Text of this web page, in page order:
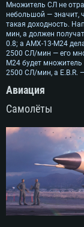
Множитель СЛ не
небольшой — значит,
такая доходность.
мин, а должен
0.8; а AMX-13-M24
2500 СЛ/мин — его
M24 будет
2500 СЛ/мин, а E.B.R.
Авиация
Самолёты